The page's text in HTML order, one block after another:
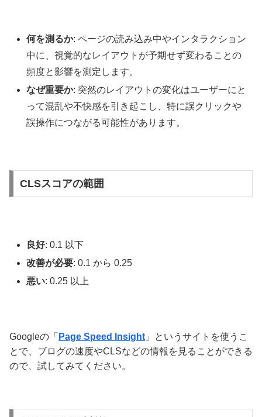
何を測るか: ページの読み込み中やインタラクション
中に、視覚的なレイアウトが予期せず変わることの
頻度と影響を測定します。
なぜ重要か: 突然のレイアウトの変化はユーザーにと
って混乱や不快感を引き起こし、特に誤クリックや
誤操作につながる可能性があります。
CLSスコアの範囲
良好: 0.1 以下
改善が必要: 0.1 から 0.25
悪い: 0.25 以上
Googleの「 Page Speed Insight 」というサイトを使うこ
とで、ブログの速度やCLSなどの情報を見ることができる
ので、試してみてください。